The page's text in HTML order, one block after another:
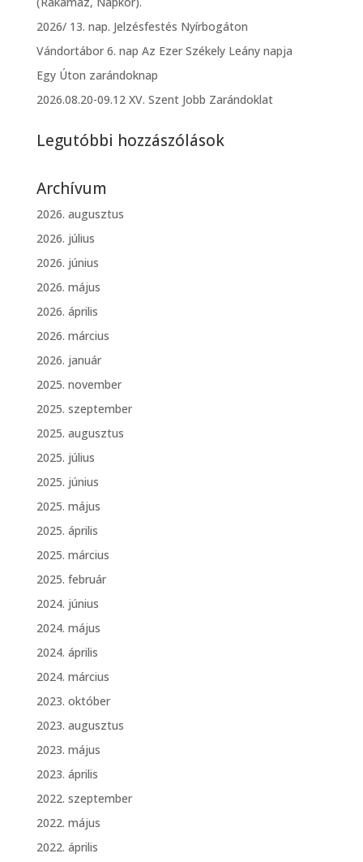
2026/ 13. nap. Jelzésfestés Nyírbogáton
Vándortábor 6. nap Az Ezer Székely Leány napja
Egy Úton zarándoknap
2026.08.20-09.12 XV. Szent Jobb Zarándoklat
Legutóbbi hozzászólások
Archívum
2026. augusztus
2026. július
2026. június
2026. május
2026. április
2026. március
2026. január
2025. november
2025. szeptember
2025. augusztus
2025. július
2025. június
2025. május
2025. április
2025. március
2025. február
2024. június
2024. május
2024. április
2024. március
2023. október
2023. augusztus
2023. május
2023. április
2022. szeptember
2022. május
2022. április